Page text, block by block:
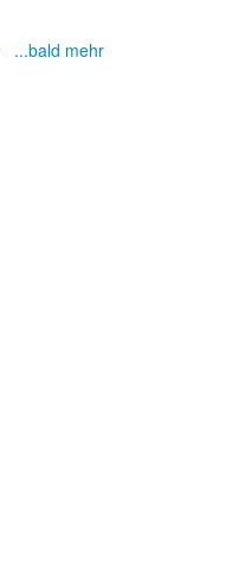
...bald mehr